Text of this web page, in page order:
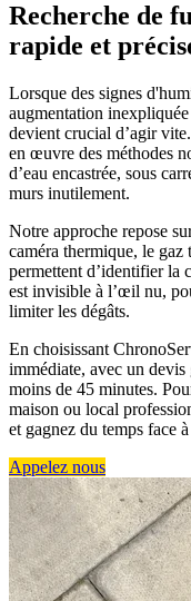
Recherche de
rapide et
Lorsque des signes
augmentation
devient crucial d’agir
en œuvre des méthodes
d’eau encastrée, sous
murs inutilement.
Notre approche repose
caméra thermique, le
permettent d’identifier la
est invisible à l’œil nu,
limiter les dégâts.
En choisissant
immédiate, avec un
moins de 45 minutes.
maison ou local
et gagnez du temps face
Appelez nous